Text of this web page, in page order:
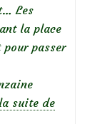
Les
la place
passer
suite deà